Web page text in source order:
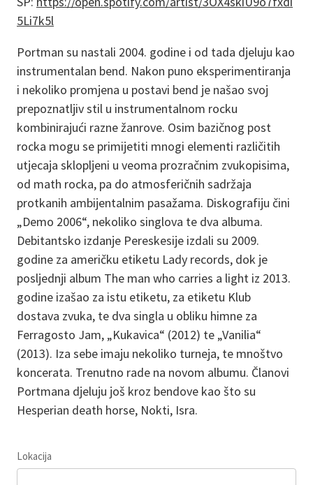
5Li7k5l
Portman su nastali 2004. godine i od tada djeluju kao
instrumentalan bend. Nakon puno eksperimentiranja
i nekoliko promjena u postavi bend je našao svoj
prepoznatljiv stil u instrumentalnom rocku
kombinirajući razne žanrove. Osim bazičnog post
rocka mogu se primijetiti mnogi elementi različitih
utjecaja sklopljeni u veoma prozračnim zvukopisima,
od math rocka, pa do atmosferičnih sadržaja
protkanih ambijentalnim pasažama. Diskografiju čini
„Demo 2006“, nekoliko singlova te dva albuma.
Debitantsko izdanje Pereskesije izdali su 2009.
godine za američku etiketu Lady records, dok je
posljednji album The man who carries a light iz 2013.
godine izašao za istu etiketu, za etiketu Klub
dostava zvuka, te dva singla u obliku himne za
Ferragosto Jam, „Kukavica“ (2012) te „Vanilia“
(2013). Iza sebe imaju nekoliko turneja, te mnoštvo
koncerata. Trenutno rade na novom albumu. Članovi
Portmana djeluju još kroz bendove kao što su
Hesperian death horse, Nokti, Isra.
Lokacija